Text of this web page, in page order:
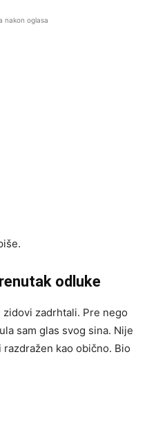
nakon oglasa
odluke
zadrhtali. Pre nego
sam glas svog sina. Nije
kao obično. Bio